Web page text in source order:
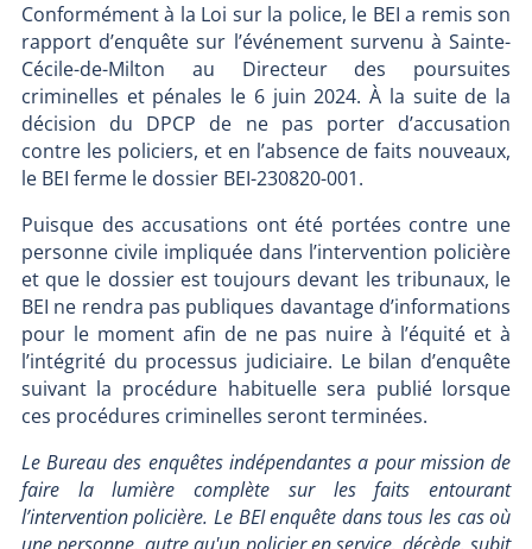
Conformément à la Loi sur la police, le BEI a remis son
rapport d’enquête sur l’événement survenu à Sainte-
Cécile-de-Milton au Directeur des poursuites
criminelles et pénales le 6 juin 2024. À la suite de la
décision du DPCP de ne pas porter d’accusation
contre les policiers, et en l’absence de faits nouveaux,
le BEI ferme le dossier BEI-230820-001.
Puisque des accusations ont été portées contre une
personne civile impliquée dans l’intervention policière
et que le dossier est toujours devant les tribunaux, le
BEI ne rendra pas publiques davantage d’informations
pour le moment afin de ne pas nuire à l’équité et à
l’intégrité du processus judiciaire. Le bilan d’enquête
suivant la procédure habituelle sera publié lorsque
ces procédures criminelles seront terminées.
Le Bureau des enquêtes indépendantes a pour mission de
faire la lumière complète sur les faits entourant
l’intervention policière. Le BEI enquête dans tous les cas où
une personne, autre qu'un policier en service, décède, subit